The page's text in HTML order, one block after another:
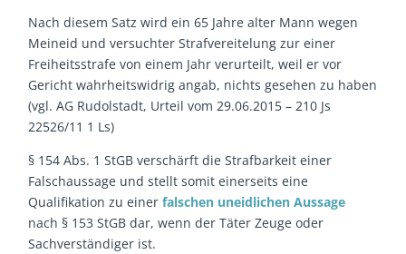
Nach diesem Satz wird ein 65 Jahre alter Mann wegen
Meineid und versuchter Strafvereitelung zur einer
Freiheitsstrafe von einem Jahr verurteilt, weil er vor
Gericht wahrheitswidrig angab, nichts gesehen zu haben
(vgl. AG Rudolstadt, Urteil vom 29.06.2015 – 210 Js
22526/11 1 Ls)
§ 154 Abs. 1 StGB verschärft die Strafbarkeit einer
Falschaussage und stellt somit einerseits eine
Qualifikation zu einerfalschen uneidlichen Aussage
nach § 153 StGB dar, wenn der Täter Zeuge oder
Sachverständiger ist.